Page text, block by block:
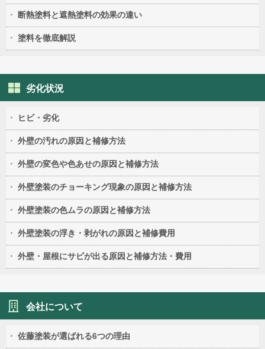
断熱塗料と遮熱塗料の効果の違い
塗料を徹底解説
劣化状況
ヒビ・劣化
外壁の汚れの原因と補修方法
外壁の変色や色あせの原因と補修方法
外壁塗装のチョーキング現象の原因と補修方法
外壁塗装の色ムラの原因と補修方法
外壁塗装の浮き・剥がれの原因と補修費用
外壁・屋根にサビが出る原因と補修方法・費用
会社について
佐藤塗装が選ばれる6つの理由